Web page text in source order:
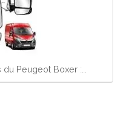
Peugeot Boxer :…